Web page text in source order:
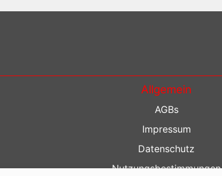
Allgemein
AGBs
Impressum
Datenschutz
Nutzungsbestimmungen